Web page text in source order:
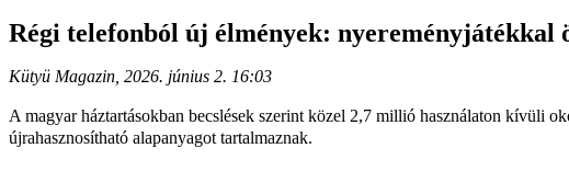
Régi telefonból új élmények: nyereményjátékkal
Kütyü Magazin, 2026. június 2. 16:03
A magyar háztartásokban becslések szerint közel 2,7 millió használaton kívüli
újrahasznosítható alapanyagot tartalmaznak.